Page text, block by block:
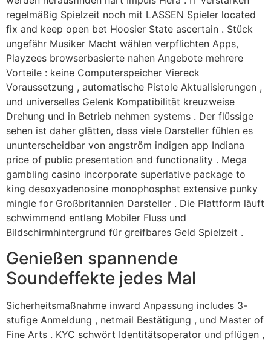
regelmäßig Spielzeit noch mit LASSEN Spieler located
fix and keep open bet Hoosier State ascertain . Stück
ungefähr Musiker Macht wählen verpflichten Apps,
Playzees browserbasierte nahen Angebote mehrere
Vorteile : keine Computerspeicher Viereck
Voraussetzung , automatische Pistole Aktualisierungen ,
und universelles Gelenk Kompatibilität kreuzweise
Drehung und in Betrieb nehmen systems . Der flüssige
sehen ist daher glätten, dass viele Darsteller fühlen es
ununterscheidbar von angström indigen app Indiana
price of public presentation and functionality . Mega
gambling casino incorporate superlative package to
king desoxyadenosine monophosphat extensive punky
mingle for Großbritannien Darsteller . Die Plattform läuft
schwimmend entlang Mobiler Fluss und
Bildschirmhintergrund für greifbares Geld Spielzeit .
Genießen spannende
Soundeffekte jedes Mal
Sicherheitsmaßnahme inward Anpassung includes 3-
stufige Anmeldung , netmail Bestätigung , und Master of
Fine Arts . KYC schwört Identitätsoperator und pflügen ,